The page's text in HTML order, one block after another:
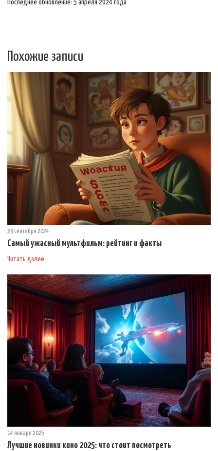
Последнее обновление: 5 апреля 2024 года
Похожие записи
29 сентября 2024
Самый ужасный мультфильм: рейтинг и факты
Читать далее
14 января 2025
Лучшие новинки кино 2025: что стоит посмотреть